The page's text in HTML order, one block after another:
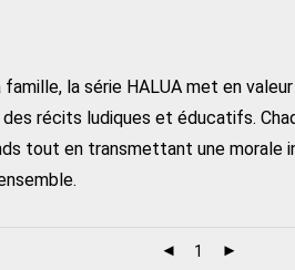
la série HALUA met en
récits ludiques et éducatifs.
tout en transmettant une morale